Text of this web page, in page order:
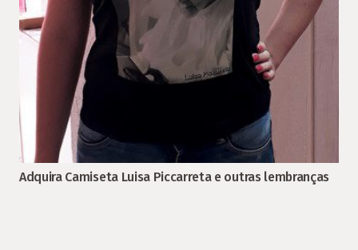
Adquira Camiseta Luisa Piccarreta e outras lembranças